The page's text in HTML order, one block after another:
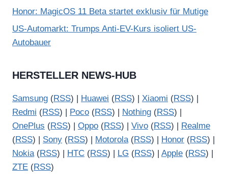
Honor: MagicOS 11 Beta startet exklusiv für Mutige
US-Automarkt: Trumps Anti-EV-Kurs isoliert US-
Autobauer
HERSTELLER NEWS-HUB
Samsung (RSS) | Huawei (RSS) | Xiaomi (RSS) |
Redmi (RSS) | Poco (RSS) | Nothing (RSS) |
OnePlus (RSS) | Oppo (RSS) | Vivo (RSS) |
Realme
(RSS) | Sony (RSS) | Motorola(RSS) | Honor (RSS) |
Nokia(RSS) | HTC (RSS) | LG (RSS) | Apple (RSS) |
ZTE (RSS)